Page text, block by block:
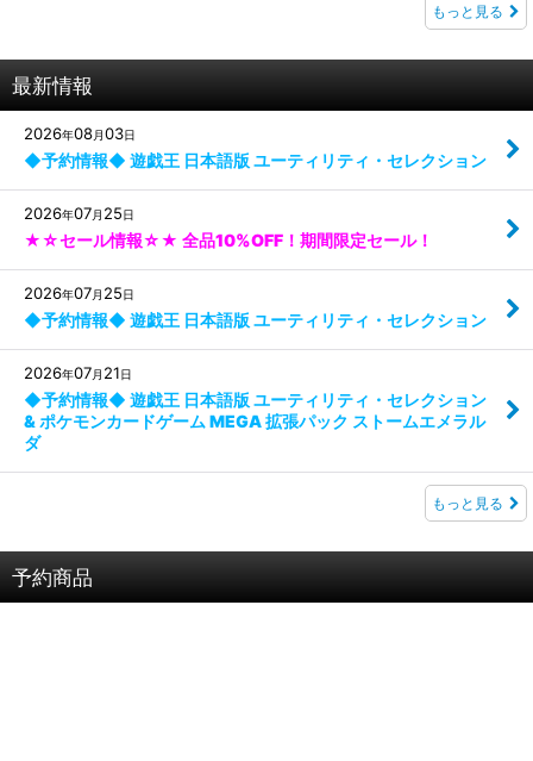
もっと見る
最新情報
2026年08月03日
◆予約情報◆ 遊戯王 日本語版 ユーティリティ・セレクション
2026年07月 25日
★☆セール情報☆★ 全品10%OFF！期間限定セール！
2026年07月 25日
◆予約情報◆ 遊戯王 日本語版 ユーティリティ・セレクション
2026年07月 21日
◆予約情報◆ 遊戯王 日本語版 ユーティリティ・セレクション
& ポケモンカードゲーム MEGA 拡張パック ストームエメラル
ダ
もっと見る
予約商品